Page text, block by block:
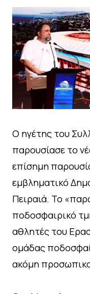
Ο ηγέτης του
παρουσίασε το
επίσημη
εμβληματικό
Πειραιά. Το
ποδοσφαιρικό
αθλητές του
ομάδας
ακόμη